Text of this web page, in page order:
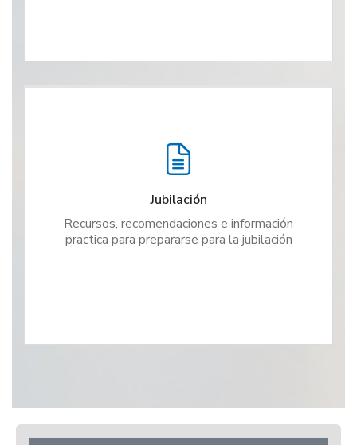
Jubilación
Recursos, recomendaciones e información
practica para prepararse para la jubilación